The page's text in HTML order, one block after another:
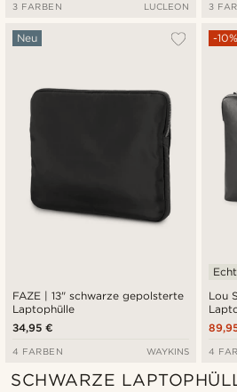
3 FARBEN LUCLEON 3
FAZE | 13" schwarze gepolsterte
Laptophülle
Neu
34,95 €
4 FARBEN WAYKINS
Lou
-10%
4
SCHWARZE